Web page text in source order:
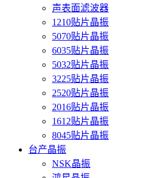
声表面滤波器
1210贴片晶振
5070贴片晶振
6035贴片晶振
5032贴片晶振
3225贴片晶振
2520贴片晶振
2016贴片晶振
1612贴片晶振
8045贴片晶振
台产晶振
NSK晶振